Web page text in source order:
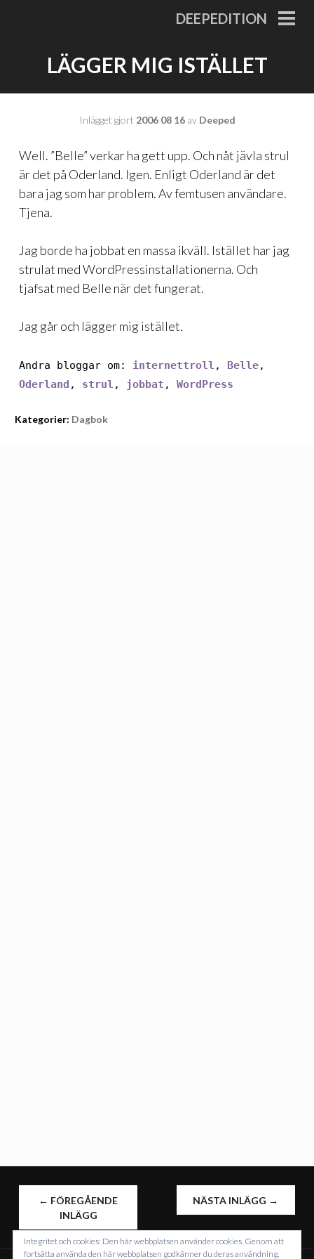
DEEPEDITION
LÄGGER MIG ISTÄLLET
Inlägget gjort 2006 08 16av Deeped
Well. ”Belle” verkar ha gett upp. Och nåt jävla strul
är det på Oderland. Igen. Enligt Oderland är det
bara jag som har problem. Av femtusen användare.
Tjena.
Jag borde ha jobbat en massa ikväll. Istället har jag
strulat med WordPressinstallationerna. Och
tjafsat med Belle när det fungerat.
Jag går och lägger mig istället.
Andra bloggar om: internettroll , Belle,
Oderland , strul , jobbat , WordPress
Kategorier: Dagbok
INLÄGGSNAVIGERING
← FÖREGÅENDE
INLÄGG
NÄSTA INLÄGG →
Integritet och cookies: Den här webbplatsen använder cookies. Genom att
fortsätta använda den här webbplatsen godkänner du deras användning.